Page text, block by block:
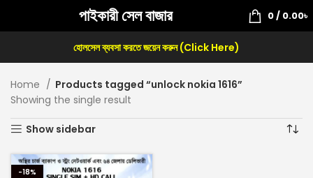
পাইকারী সেল বাজার 0/ 0.00৳
হোলসেল ব্যবসা করতে জয়েন করুন (Click Here)
Home
Products tagged “unlock nokia 1616”
Showing the single result
Show sidebar
-18%